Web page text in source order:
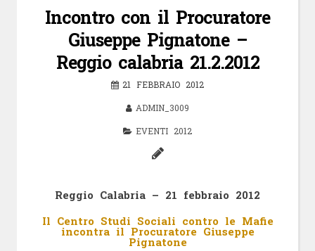
Incontro con il Procuratore
Giuseppe Pignatone –
Reggio calabria 21.2.2012
21 FEBBRAIO 2012
ADMIN_3009
EVENTI 2012
Reggio Calabria – 21 febbraio 2012
Il Centro Studi Sociali contro le Mafie
incontra il Procuratore Giuseppe
Pignatone